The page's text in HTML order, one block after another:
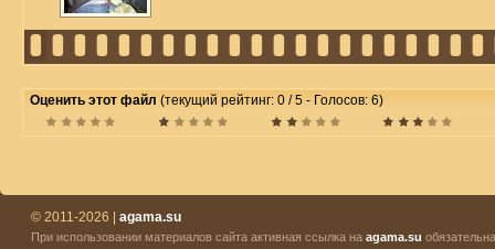
Оценить этот файл (текущий рейтинг: 0 / 5 - Голосов: 6)
© 2011-2026 | agama.su
При использовании материалов сайта активная ссылка на agama.su